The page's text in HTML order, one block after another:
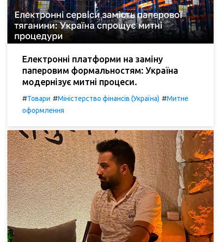
Електронні платформи на заміну
паперовим формальностям: Україна
модернізує митні процеси.
#Товари #Міністерство фінансів (Україна) #Митне
оформлення